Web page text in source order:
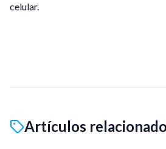
celular.
Artículos